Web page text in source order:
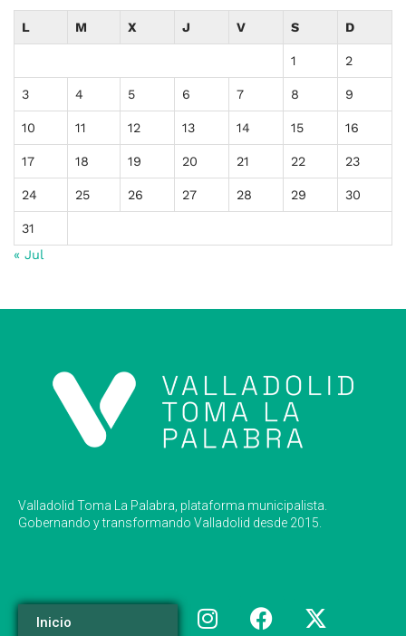
L M X J V S D
1 2
3 4 5 6 7 8 9
10 11 12 13 14 15 16
17 18 19 20 21 22 23
24 25 26 27 28 29 30
31
« Jul
Valladolid Toma La Palabra, plataforma municipalista.
Gobernando y transformando Valladolid desde 2015.
Inicio